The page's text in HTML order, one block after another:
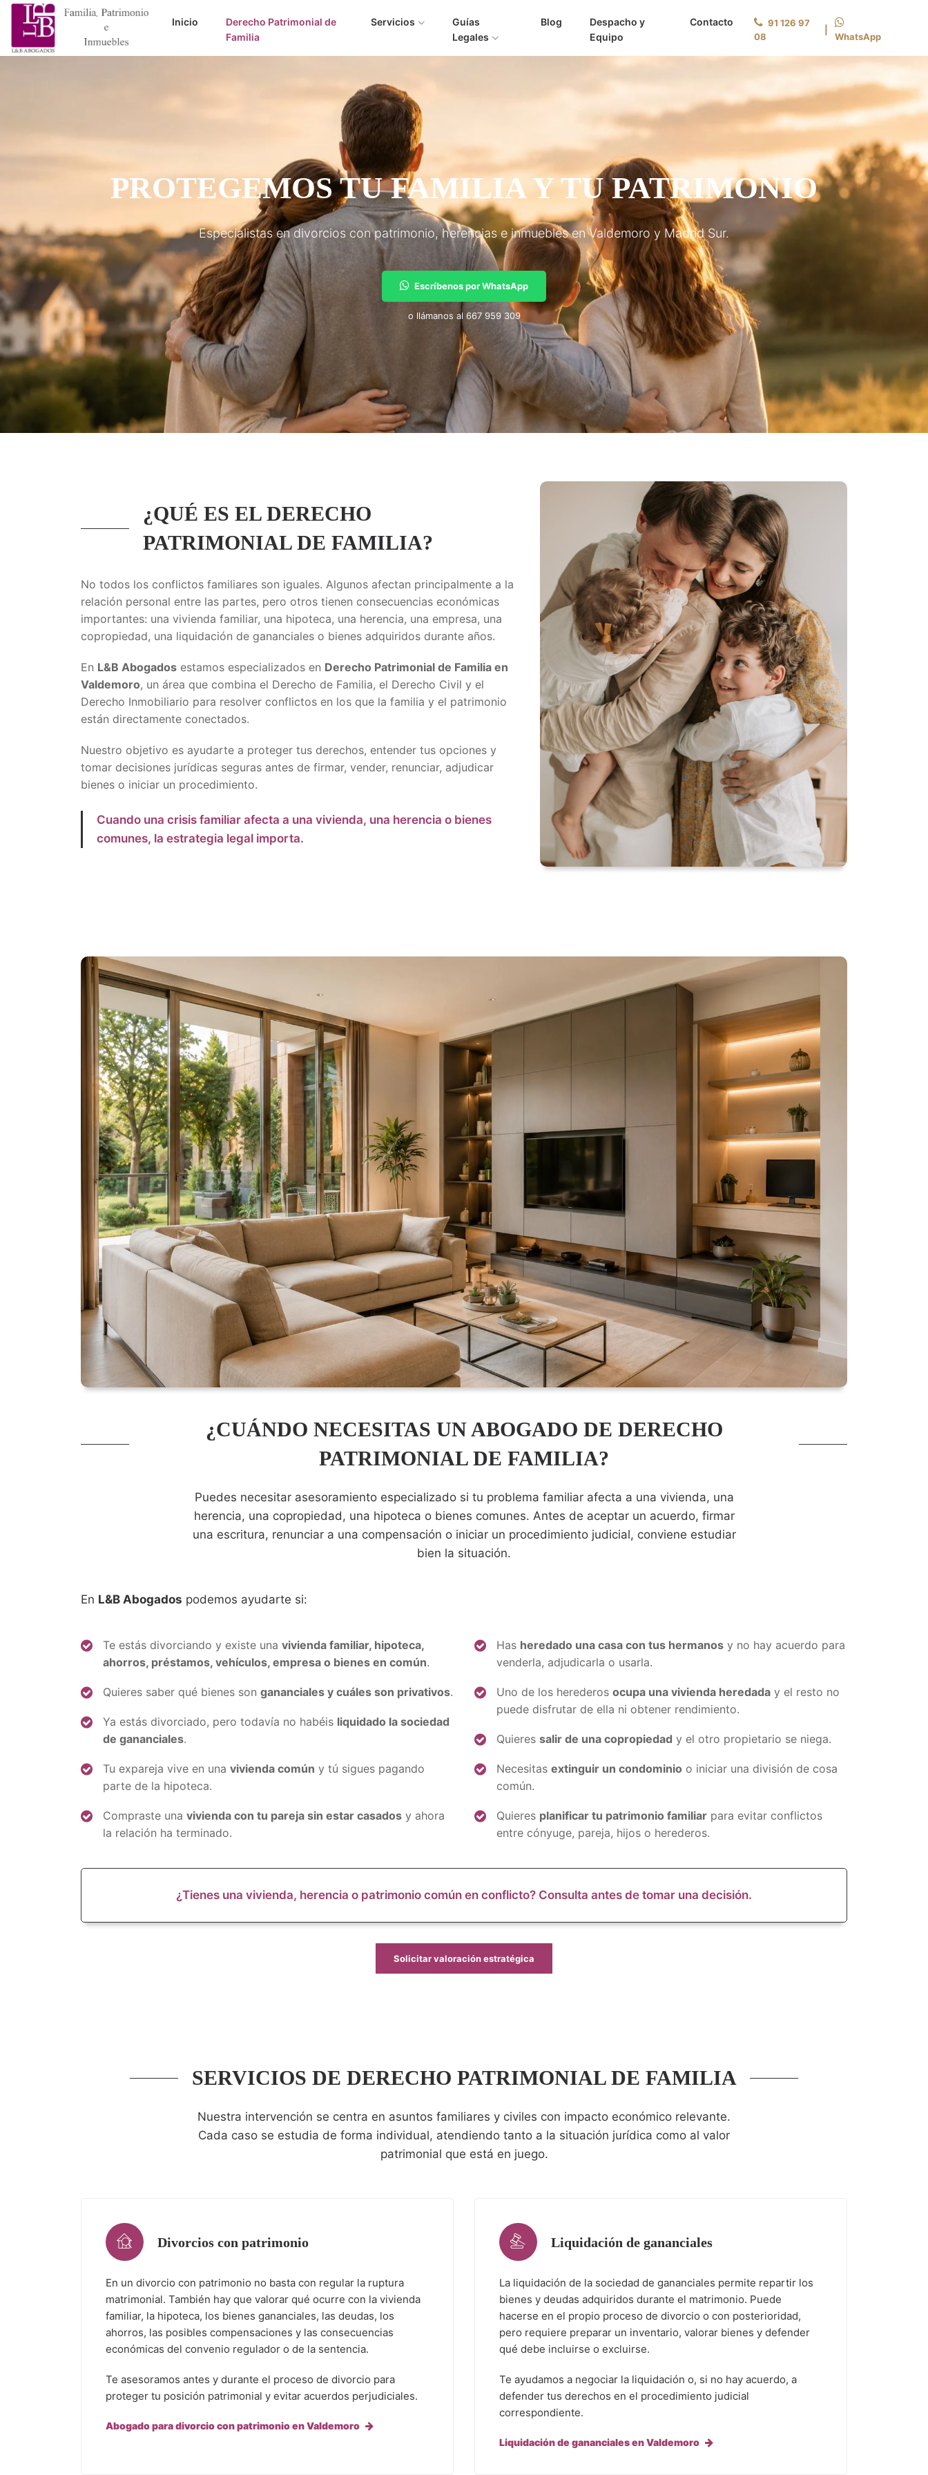
Inicio
Derecho Patrimonial de
Familia(current)
Servicios
Guías
Legales
Blog
Despacho y
Equipo
Contacto
91 126 97
08
WhatsApp
PROTEGEMOS TU FAMILIA Y TU PATRIMONIO
Especialistas en divorcios con patrimonio, herencias e inmuebles en Valdemoro y Madrid Sur.
Escríbenos por WhatsApp
o llámanos al 667 959 309
¿QUÉ ES EL DERECHO
PATRIMONIAL DE FAMILIA?
No todos los conflictos familiares son iguales. Algunos afectan principalmente a la
relación personal entre las partes, pero otros tienen consecuencias económicas
importantes: una vivienda familiar, una hipoteca, una herencia, una empresa, una
copropiedad, una liquidación de gananciales o bienes adquiridos durante años.
En L&B Abogados estamos especializados en Derecho Patrimonial de Familia en
Valdemoro, un área que combina el Derecho de Familia, el Derecho Civil y el
Derecho Inmobiliario para resolver conflictos en los que la familia y el patrimonio
están directamente conectados.
Nuestro objetivo es ayudarte a proteger tus derechos, entender tus opciones y
tomar decisiones jurídicas seguras antes de firmar, vender, renunciar, adjudicar
bienes o iniciar un procedimiento.
Cuando una crisis familiar afecta a una vivienda, una herencia o bienes
comunes, la estrategia legal importa.
¿CUÁNDO NECESITAS UN ABOGADO DE DERECHO
PATRIMONIAL DE FAMILIA?
Puedes necesitar asesoramiento especializado si tu problema familiar afecta a una vivienda, una
herencia, una copropiedad, una hipoteca o bienes comunes. Antes de aceptar un acuerdo, firmar
una escritura, renunciar a una compensación o iniciar un procedimiento judicial, conviene estudiar
bien la situación.
En L&B Abogados podemos ayudarte si:
Te estás divorciando y existe una vivienda familiar, hipoteca,
ahorros, préstamos, vehículos, empresa o bienes en común.
Quieres saber qué bienes son gananciales y cuáles son privativos.
Ya estás divorciado, pero todavía no habéis liquidado la sociedad
de gananciales.
Tu expareja vive en una vivienda común y tú sigues pagando
parte de la hipoteca.
Compraste una vivienda con tu pareja sin estar casados y ahora
la relación ha terminado.
Has heredado una casa con tus hermanos y no hay acuerdo para
venderla, adjudicarla o usarla.
Uno de los herederos ocupa una vivienda heredada y el resto no
puede disfrutar de ella ni obtener rendimiento.
Quieres salir de una copropiedad y el otro propietario se niega.
Necesitas extinguir un condominio o iniciar una división de cosa
común.
Quieres planificar tu patrimonio familiar para evitar conflictos
entre cónyuge, pareja, hijos o herederos.
¿Tienes una vivienda, herencia o patrimonio común en conflicto? Consulta antes de tomar una decisión.
Solicitar valoración estratégica
SERVICIOS DE DERECHO PATRIMONIAL DE FAMILIA
Nuestra intervención se centra en asuntos familiares y civiles con impacto económico relevante.
Cada caso se estudia de forma individual, atendiendo tanto a la situación jurídica como al valor
patrimonial que está en juego.
Divorcios con patrimonio
En un divorcio con patrimonio no basta con regular la ruptura
matrimonial. También hay que valorar qué ocurre con la vivienda
familiar, la hipoteca, los bienes gananciales, las deudas, los
ahorros, las posibles compensaciones y las consecuencias
económicas del convenio regulador o de la sentencia.
Te asesoramos antes y durante el proceso de divorcio para
proteger tu posición patrimonial y evitar acuerdos perjudiciales.
Abogado para divorcio con patrimonio en Valdemoro
Liquidación de gananciales
La liquidación de la sociedad de gananciales permite repartir los
bienes y deudas adquiridos durante el matrimonio. Puede
hacerse en el propio proceso de divorcio o con posterioridad,
pero requiere preparar un inventario, valorar bienes y defender
qué debe incluirse o excluirse.
Te ayudamos a negociar la liquidación o, si no hay acuerdo, a
defender tus derechos en el procedimiento judicial
correspondiente.
Liquidación de gananciales en Valdemoro